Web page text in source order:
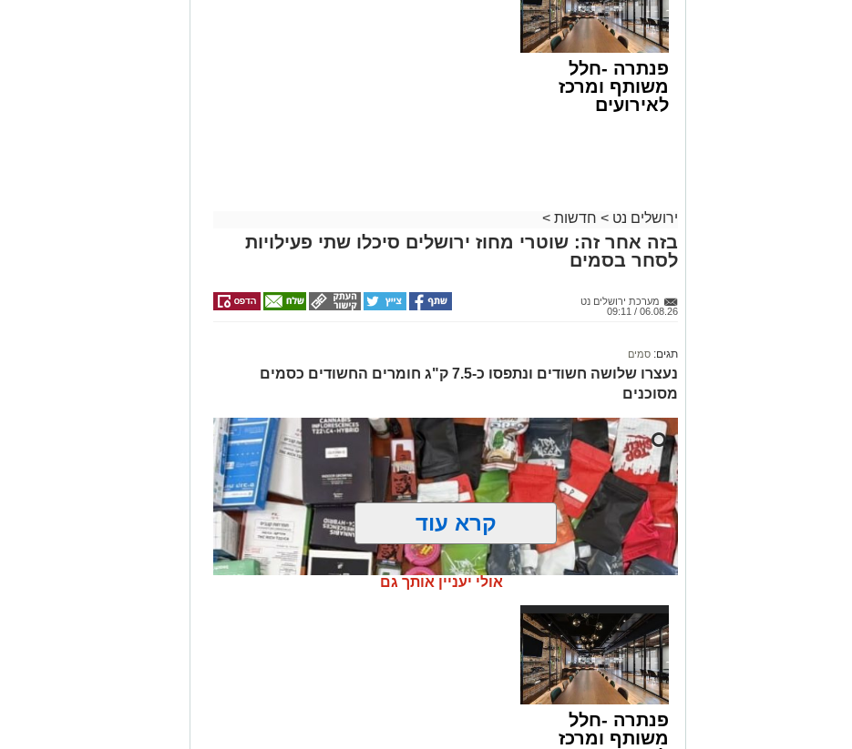
פנתרה -חלל
משותף ומרכז
לאירועים
ירושלים נט > חדשות >
בזה אחר זה: שוטרי מחוז ירושלים סיכלו שתי פעילויות
לסחר בסמים
מערכת ירושלים נט
06.08.26 / 09:11
תגים: סמים
נעצרו שלושה חשודים ונתפסו כ-7.5 ק"ג חומרים החשודים כסמים
מסוכנים
קרא עוד
אולי יעניין אותך גם
פנתרה -חלל
משותף ומרכז